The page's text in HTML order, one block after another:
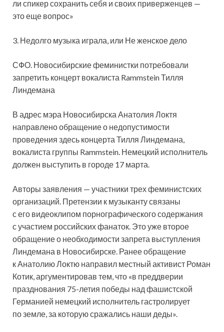
ли спикер сохранить себя и своих приверженцев —
это еще вопрос»
3. Недолго музыка играла, или Не женское дело
СФО. Новосибирские феминистки потребовали
запретить концерт вокалиста Rammstein Тилля
Линдемана
В адрес мэра Новосибирска Анатолия Локтя
направлено обращение о недопустимости
проведения здесь концерта Тилля Линдемана,
вокалиста группы Rammstein. Немецкий исполнитель
должен выступить в городе 17 марта.
Авторы заявления — участники трех феминистских
организаций. Претензии к музыканту связаны
с его видеоклипом порнографического содержания
с участием российских фанаток. Это уже второе
обращение о необходимости запрета выступления
Линдемана в Новосибирске. Ранее обращение
к Анатолию Локтю направил местный активист Роман
Котик, аргументировав тем, что «в преддверии
празднования 75-летия победы над фашистской
Германией немецкий исполнитель гастролирует
по земле, за которую сражались наши деды».